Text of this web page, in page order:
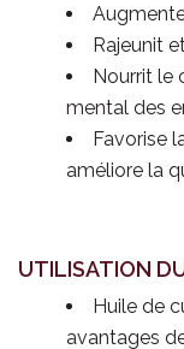
Rajeunit
Nourrit le
mental des
Favorise
améliore la
UTILISATION
Huile de
avantages